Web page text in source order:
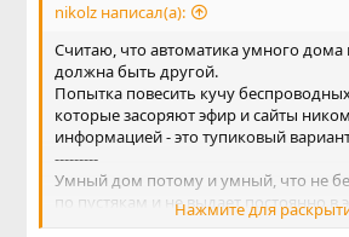
nikolz написал(а):
Считаю, что автоматика умного
должна быть другой.
Попытка повесить кучу
которые засоряют эфир и сайты
информацией - это тупиковый
---------
Умный дом потому и умный, что не
по пустякам и не выдает постоянно в
информационного поноса.
Нажмите для